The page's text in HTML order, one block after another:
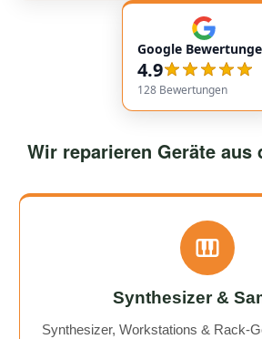
empfehlenswert! Very friendly and professional
communication. Responses came
service overall was extremely
Highly
Google
4.9
128 Bewertungen
Wir reparieren Geräte aus
Synthesizer &
Synthesizer, Workstations & Rack-